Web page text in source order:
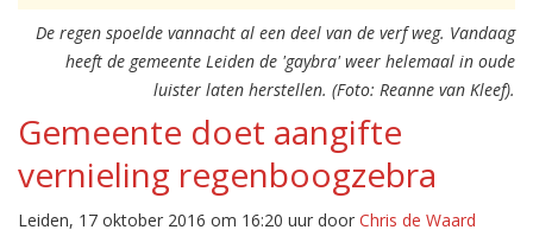
De regen spoelde vannacht al een deel van de verf weg. Vandaag
heeft de gemeente Leiden de 'gaybra' weer helemaal in oude
luister laten herstellen. (Foto: Reanne van Kleef).
Gemeente doet aangifte
vernieling regenboogzebra
Leiden, 17 oktober 2016 om 16:20 uur door Chris de Waard